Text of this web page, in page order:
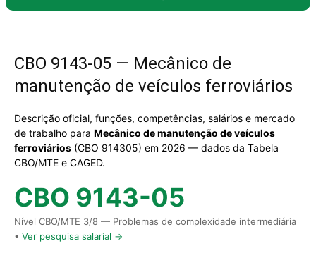
CBO 9143-05 — Mecânico de
manutenção de veículos ferroviários
Descrição oficial, funções, competências, salários e mercado
de trabalho para Mecânico de manutenção de veículos
ferroviários (CBO 914305) em 2026 — dados da Tabela
CBO/MTE e CAGED.
CBO 9143-05
Nível CBO/MTE 3/8 — Problemas de complexidade intermediária
• Ver pesquisa salarial →